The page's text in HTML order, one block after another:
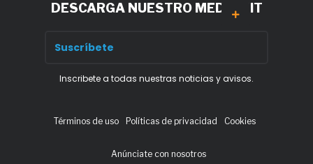
DESCARGA NUESTRO MEDIA KIT
Inscribete a todas nuestras noticias y avisos.
Términos de uso Políticas de privacidad Cookies
Anúnciate con nosotros